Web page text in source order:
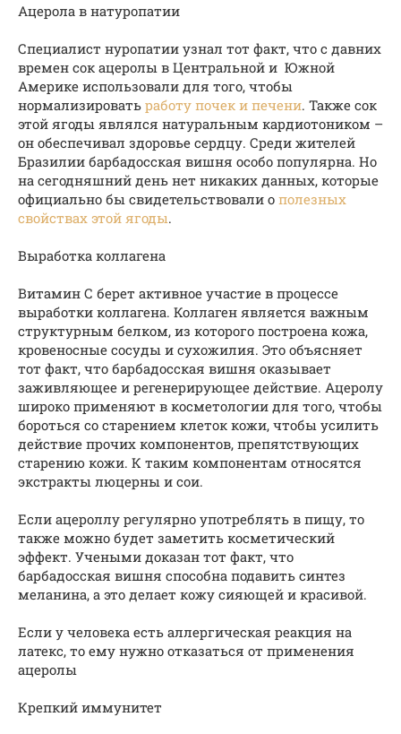
Ацерола в натуропатии
Специалист нуропатии узнал тот факт, что с давних
времен сок ацеролы в Центральной и Южной
Америке использовали для того, чтобы
нормализировать работу почек и печени. Также сок
этой ягоды являлся натуральным кардиотоником –
он обеспечивал здоровье сердцу. Среди жителей
Бразилии барбадосская вишня особо популярна. Но
на сегодняшний день нет никаких данных, которые
официально бы свидетельствовали о полезных
свойствах этой ягоды.
Выработка коллагена
Витамин С берет активное участие в процессе
выработки коллагена. Коллаген является важным
структурным белком, из которого построена кожа,
кровеносные сосуды и сухожилия. Это объясняет
тот факт, что барбадосская вишня оказывает
заживляющее и регенерирующее действие. Ацеролу
широко применяют в косметологии для того, чтобы
бороться со старением клеток кожи, чтобы усилить
действие прочих компонентов, препятствующих
старению кожи. К таким компонентам относятся
экстракты люцерны и сои.
Если ацероллу регулярно употреблять в пищу, то
также можно будет заметить косметический
эффект. Учеными доказан тот факт, что
барбадосская вишня способна подавить синтез
меланина, а это делает кожу сияющей и красивой.
Если у человека есть аллергическая реакция на
латекс, то ему нужно отказаться от применения
ацеролы
Крепкий иммунитет